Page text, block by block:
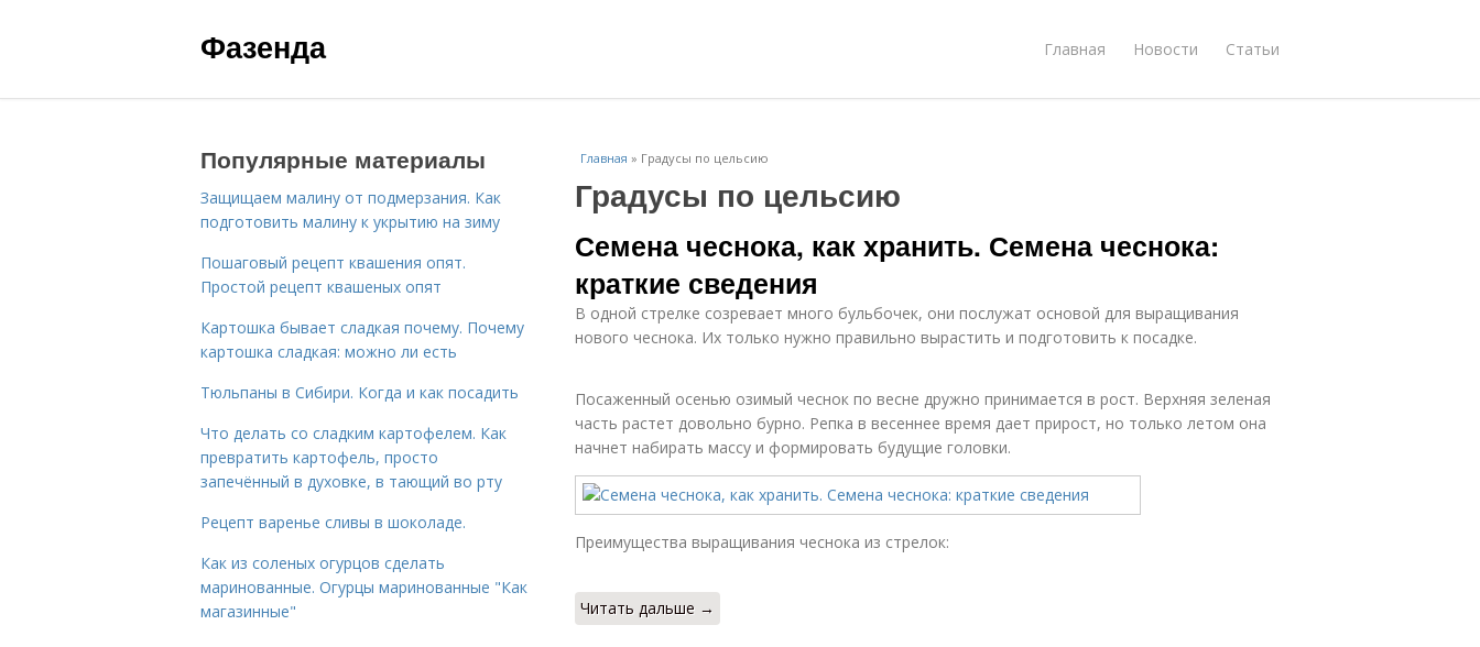
Фазенда Главная Новости Статьи
Главная » Градусы по цельсию
Градусы по цельсию
Семена чеснока, как хранить. Семена чеснока:
краткие сведения
В одной стрелке созревает много бульбочек, они послужат основой для выращивания
нового чеснока. Их только нужно правильно вырастить и подготовить к посадке.
Посаженный осенью озимый чеснок по весне дружно принимается в рост. Верхняя зеленая
часть растет довольно бурно. Репка в весеннее время дает прирост, но только летом она
начнет набирать массу и формировать будущие головки.
Преимущества выращивания чеснока из стрелок:
Читать дальше →
Популярные материалы
Защищаем малину от подмерзания. Как
подготовить малину к укрытию на зиму
Пошаговый рецепт квашения опят.
Простой рецепт квашеных опят
Картошка бывает сладкая почему. Почему
картошка сладкая: можно ли есть
Тюльпаны в Сибири. Когда и как посадить
Что делать со сладким картофелем. Как
превратить картофель, просто
запечённый в духовке, в тающий во рту
Рецепт варенье сливы в шоколаде.
Как из соленых огурцов сделать
маринованные. Огурцы маринованные "Как
магазинные"